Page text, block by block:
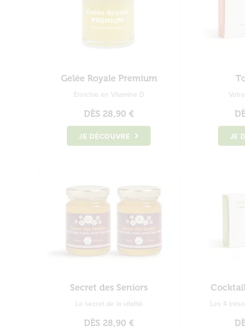
Gelée Royale Premium
Enrichie en Vitamine D
DÈS 28,90 €
JE DÉCOUVRE JE
Secret des Seniors
Le secret de la vitalité
DÈS 28,90 €
Les 4